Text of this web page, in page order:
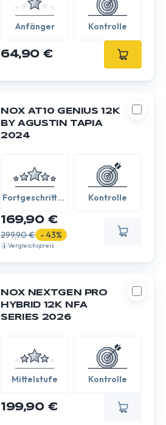
Anfänger Kontrolle
64,90 €
NOX AT10 GENIUS 12K
BY AGUSTIN TAPIA
2024
Fortgeschritten
Kontrolle
169,90 €
299,90 € - 43%
Vergleichspreis
NOX NEXTGEN PRO
HYBRID 12K NFA
SERIES 2026
Mittelstufe Kontrolle
199,90 €